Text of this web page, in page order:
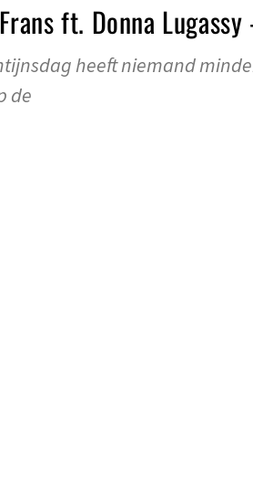
ft. Donna Lugassy
heeft niemand
de